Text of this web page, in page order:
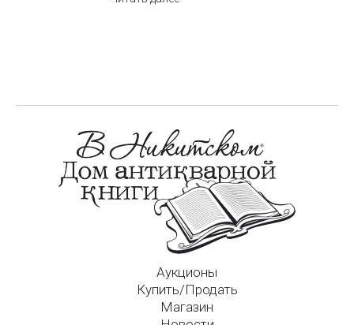
Аукционы
Купить/Продать
Магазин